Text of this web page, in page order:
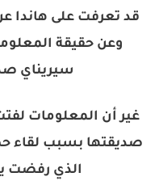
قد تعرفت على هاندا
وعن حقيقة
سيريناي
غير أن المعلومات
صديقتها بسبب لقاء
الذي رفضت